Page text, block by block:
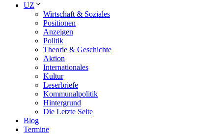
UZ
Wirtschaft & Soziales
Positionen
Anzeigen
Politik
Theorie & Geschichte
Aktion
Internationales
Kultur
Leserbriefe
Kommunalpolitik
Hintergrund
Die Letzte Seite
Blog
Termine